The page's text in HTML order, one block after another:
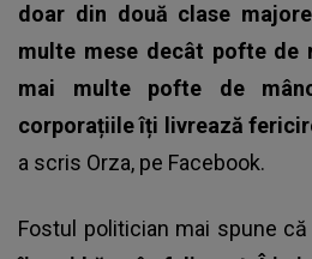
doar din două clase
multe mese decât pofte de
mai multe pofte de
corporațiile îți livrează
a scris Orza, pe Facebook.
Fostul politician mai spune că